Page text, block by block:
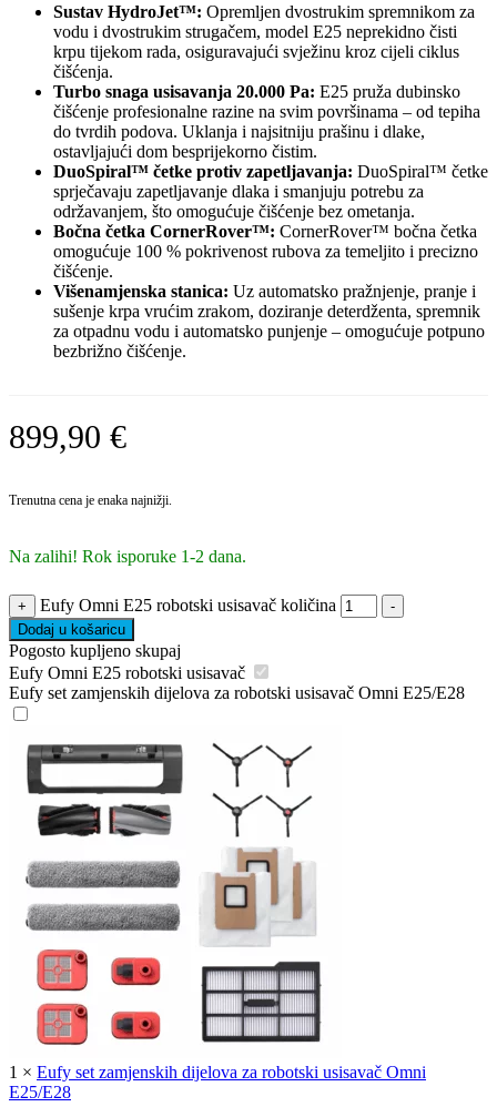
Sustav HydroJet™: Opremljen dvostrukim spremnikom za
vodu i dvostrukim strugačem, model E25 neprekidno čisti
krpu tijekom rada, osiguravajući svježinu kroz cijeli ciklus
čišćenja.
Turbo snaga usisavanja 20.000 Pa: E25 pruža dubinsko
čišćenje profesionalne razine na svim površinama – od tepiha
do tvrdih podova. Uklanja i najsitniju prašinu i dlake,
ostavljajući dom besprijekorno čistim.
DuoSpiral™ četke protiv zapetljavanja: DuoSpiral™ četke
sprječavaju zapetljavanje dlaka i smanjuju potrebu za
održavanjem, što omogućuje čišćenje bez ometanja.
Bočna četka CornerRover™: CornerRover™ bočna četka
omogućuje 100 % pokrivenost rubova za temeljito i precizno
čišćenje.
Višenamjenska stanica: Uz automatsko pražnjenje, pranje i
sušenje krpa vrućim zrakom, doziranje deterdženta, spremnik
za otpadnu vodu i automatsko punjenje – omogućuje potpuno
bezbrižno čišćenje.
899,90 €
Trenutna cena je enaka najnižji.
Na zalihi! Rok isporuke 1-2 dana.
+ Eufy Omni E25 robotski usisavač količina
-
Dodaj u košaricu
Pogosto kupljeno skupaj
Eufy Omni E25 robotski usisavač
Eufy set zamjenskih dijelova za robotski usisavač Omni E25/E28
1 × Eufy set zamjenskih dijelova za robotski usisavač Omni
E25/E28